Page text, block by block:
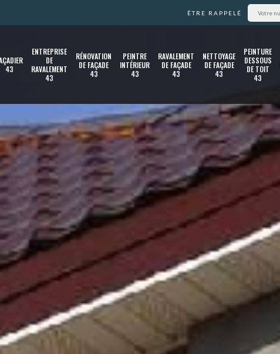
ÊTRE RAPPELÉ
43
ENTREPRISE
DE
RAVALEMENT
43
RÉNOVATION
DE FAÇADE
43
PEINTRE
INTÉRIEUR
43
RAVALEMENT
DE FAÇADE
43
NETTOYAGE
DE FAÇADE
43
PEINTURE
DESSOUS
DE TOIT
43